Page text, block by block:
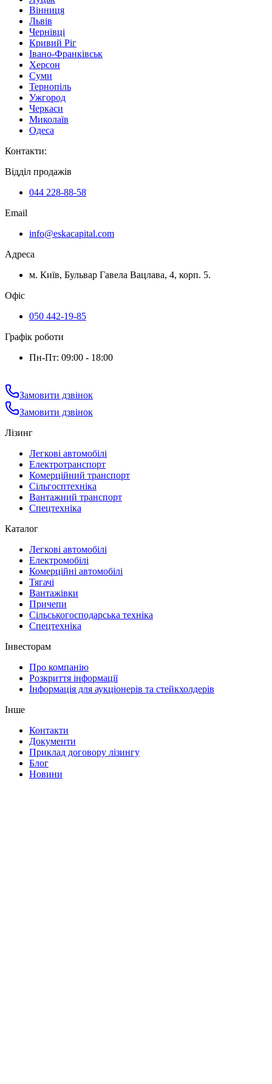
Вінниця
Львів
Чернівці
Кривий Ріг
Івано-Франківськ
Херсон
Суми
Тернопіль
Ужгород
Черкаси
Миколаїв
Одеса
Контакти:
Відділ продажів
044 228-88-58
Email
info@eskacapital.com
Адреса
м. Київ, Бульвар Гавела Вацлава, 4, корп. 5.
Офіс
050 442-19-85
Графік роботи
Пн-Пт: 09:00 - 18:00
Замовити дзвінок
Замовити дзвінок
Лізинг
Легкові автомобілі
Електротранспорт
Комерційний транспорт
Сільгосптехніка
Вантажний транспорт
Спецтехніка
Каталог
Легкові автомобілі
Електромобілі
Комерційні автомобілі
Тягачі
Вантажівки
Причепи
Сільськогосподарська техніка
Спецтехніка
Інвесторам
Про компанію
Розкриття інформації
Інформація для аукціонерів та стейкхолдерів
Інше
Контакти
Документи
Приклад договору лізингу
Блог
Новини